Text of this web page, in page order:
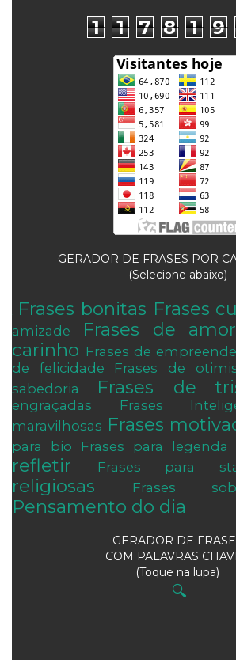
1 1 7 8 1 9
GERADOR DE FRASES POR
(Selecione abaixo)
Frases bonitas Frases
amizade
Frases de amor
carinho Frases de
de felicidade
Frases de
sabedoria
Frases de
engraçadas
Frases
maravilhosas Frases
para bio
Frases para legenda
refletir
Frases para
religiosas
Frases
Pensamento do dia
GERADOR DE
COM PALAVRAS
(Toque na lupa)
🔍